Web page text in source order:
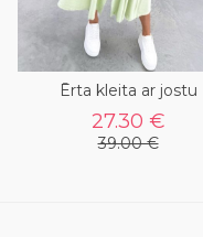
Ērta kleita ar jostu
27.30 €
39.00 €